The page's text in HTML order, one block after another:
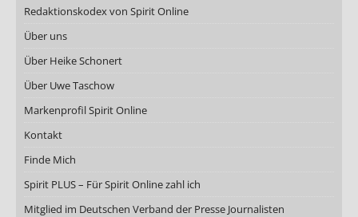
Redaktionskodex von Spirit Online
Über uns
Über Heike Schonert
Über Uwe Taschow
Markenprofil Spirit Online
Kontakt
Finde Mich
Spirit PLUS – Für Spirit Online zahl ich
Mitglied im Deutschen Verband der Presse Journalisten